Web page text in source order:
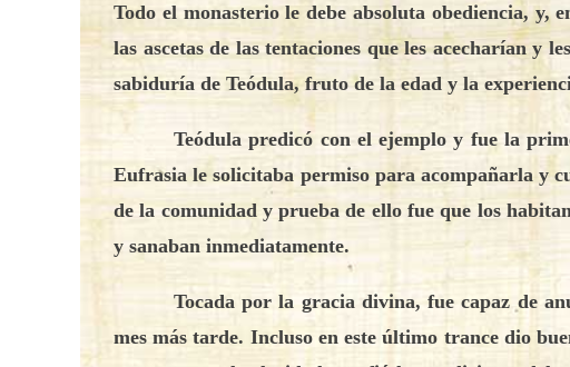
Todo el monasterio le debe absoluta obediencia, y,
las ascetas de las tentaciones que les acecharían y
sabiduría de Teódula, fruto de la edad y la
Teódula predicó con el ejemplo y fue la
Eufrasia le solicitaba permiso para acompañarla y
de la comunidad y prueba de ello fue que los
y sanaban inmediatamente.
Tocada por la gracia divina, fue capaz de
mes más tarde. Incluso en este último trance dio